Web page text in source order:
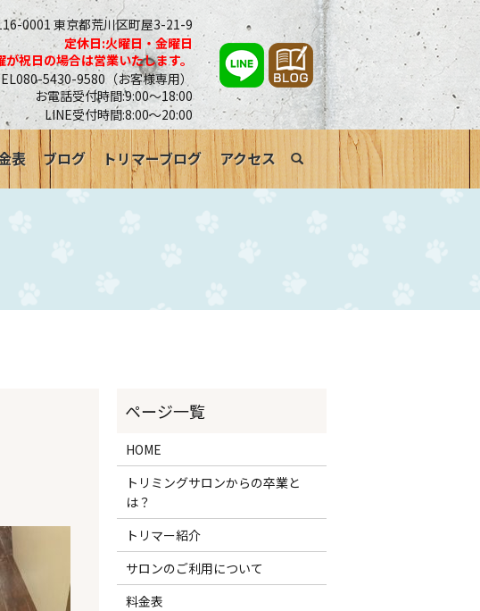
0001 東京都荒川区町屋3-21-9
定休日:火曜日・金曜日
祝日の場合は営業いたします。
5430-9580（お客様専用）
お電話受付時間:9:00～18:00
LINE受付時間:8:00～20:00
表 ブログ トリマーブログ アクセス search
HOME
トリミングサロンからの卒業と
は？
トリマー紹介
サロンのご利用について
料金表